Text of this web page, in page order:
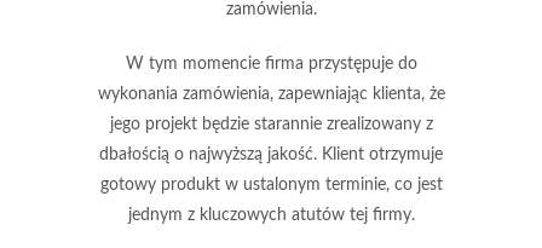
zamówienia.
W tym momencie firma przystępuje do
wykonania zamówienia, zapewniając klienta, że
jego projekt będzie starannie zrealizowany z
dbałością o najwyższą jakość. Klient otrzymuje
gotowy produkt w ustalonym terminie, co jest
jednym z kluczowych atutów tej firmy.